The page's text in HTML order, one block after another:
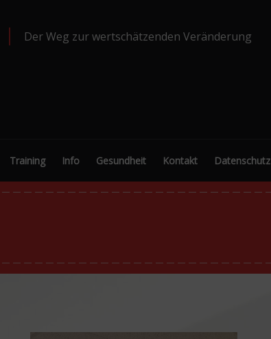
Der Weg zur wertschätzenden Veränderung
Training Info Gesundheit Kontakt Datenschutz